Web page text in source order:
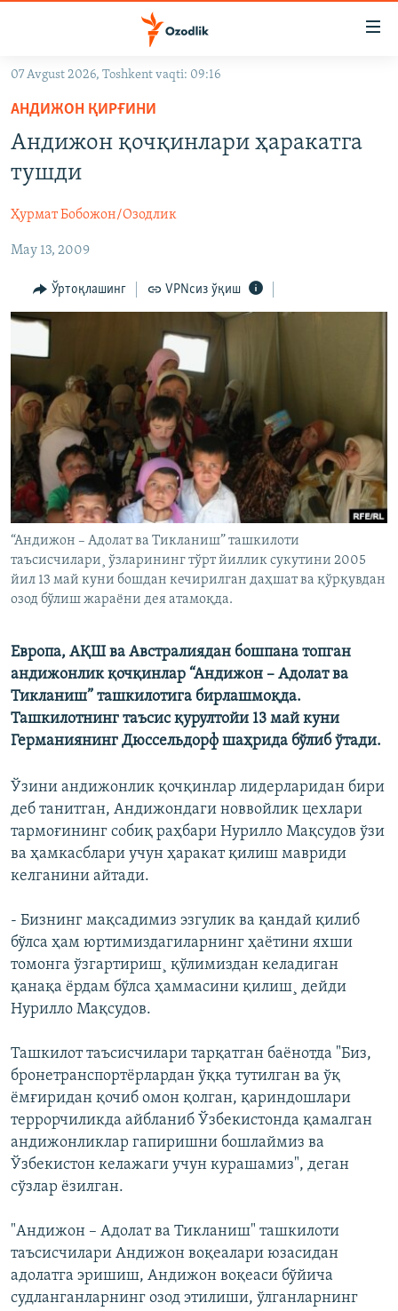
Асосий
навигацияга
ўтинг
Қидиришга
OZODARXIV
На русском
ИЖТИМОИЙ ТАРМОҚЛАР
Озодлик бошқа тилларда
07 Avgust 2026, Toshkent vaqti: 09:16
АНДИЖОН ҚИРҒИНИ
Андижон қочқинлари ҳаракатга
тушди
Ҳурмат Бобожон/Озодлик
May 13, 2009
Ўртоқлашинг VPNсиз ўқиш
“Андижон – Адолат ва Тикланиш” ташкилоти
таъсисчилари¸ ўзларининг тўрт йиллик сукутини 2005
йил 13 май куни бошдан кечирилган даҳшат ва қўрқувдан
озод бўлиш жараëни дея атамоқда.
Европа, АҚШ ва Австралиядан бошпана топган
андижонлик қочқинлар “Андижон – Адолат ва
Тикланиш” ташкилотига бирлашмоқда.
Ташкилотнинг таъсис қурултойи 13 май куни
Германиянинг Дюссельдорф шаҳрида бўлиб ўтади.
Ўзини андижонлик қочқинлар лидерларидан бири
деб танитган, Андижондаги новвойлик цехлари
тармоғининг собиқ раҳбари Нурилло Мақсудов ўзи
ва ҳамкасблари учун ҳаракат қилиш мавриди
келганини айтади.
- Бизнинг мақсадимиз эзгулик ва қандай қилиб
бўлса ҳам юртимиздагиларнинг ҳаëтини яхши
томонга ўзгартириш¸ қўлимиздан келадиган
қанақа ëрдам бўлса ҳаммасини қилиш¸ дейди
Нурилло Мақсудов.
Ташкилот таъсисчилари тарқатган баёнотда "Биз,
бронетранспортëрлардан ўққа тутилган ва ўқ
ёмғиридан қочиб омон қолган, қариндошлари
террорчиликда айбланиб Ўзбекистонда қамалган
андижонликлар гапиришни бошлаймиз ва
Ўзбекистон келажаги учун курашамиз", деган
сўзлар ёзилган.
"Андижон – Адолат ва Тикланиш" ташкилоти
таъсисчилари Андижон воқеалари юзасидан
адолатга эришиш, Андижон воқеаси бўйича
судланганларнинг озод этилиши, ўлганларнинг